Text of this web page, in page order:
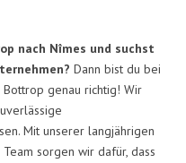
nach Nîmes und suchst
Dann bist du bei
genau richtig! Wir
Mit unserer langjährigen
sorgen wir dafür, dass